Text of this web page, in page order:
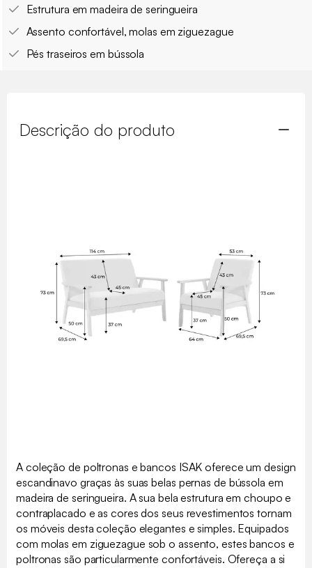
Estrutura em madeira de seringueira
Assento confortável, molas em ziguezague
Pés traseiros em bússola
Descrição do produto
A coleção de poltronas e bancos ISAK oferece um design
escandinavo graças às suas belas pernas de bússola em
madeira de seringueira. A sua bela estrutura em choupo e
contraplacado e as cores dos seus revestimentos tornam
os móveis desta coleção elegantes e simples. Equipados
com molas em ziguezague sob o assento, estes bancos e
poltronas são particularmente confortáveis. Ofereça a si